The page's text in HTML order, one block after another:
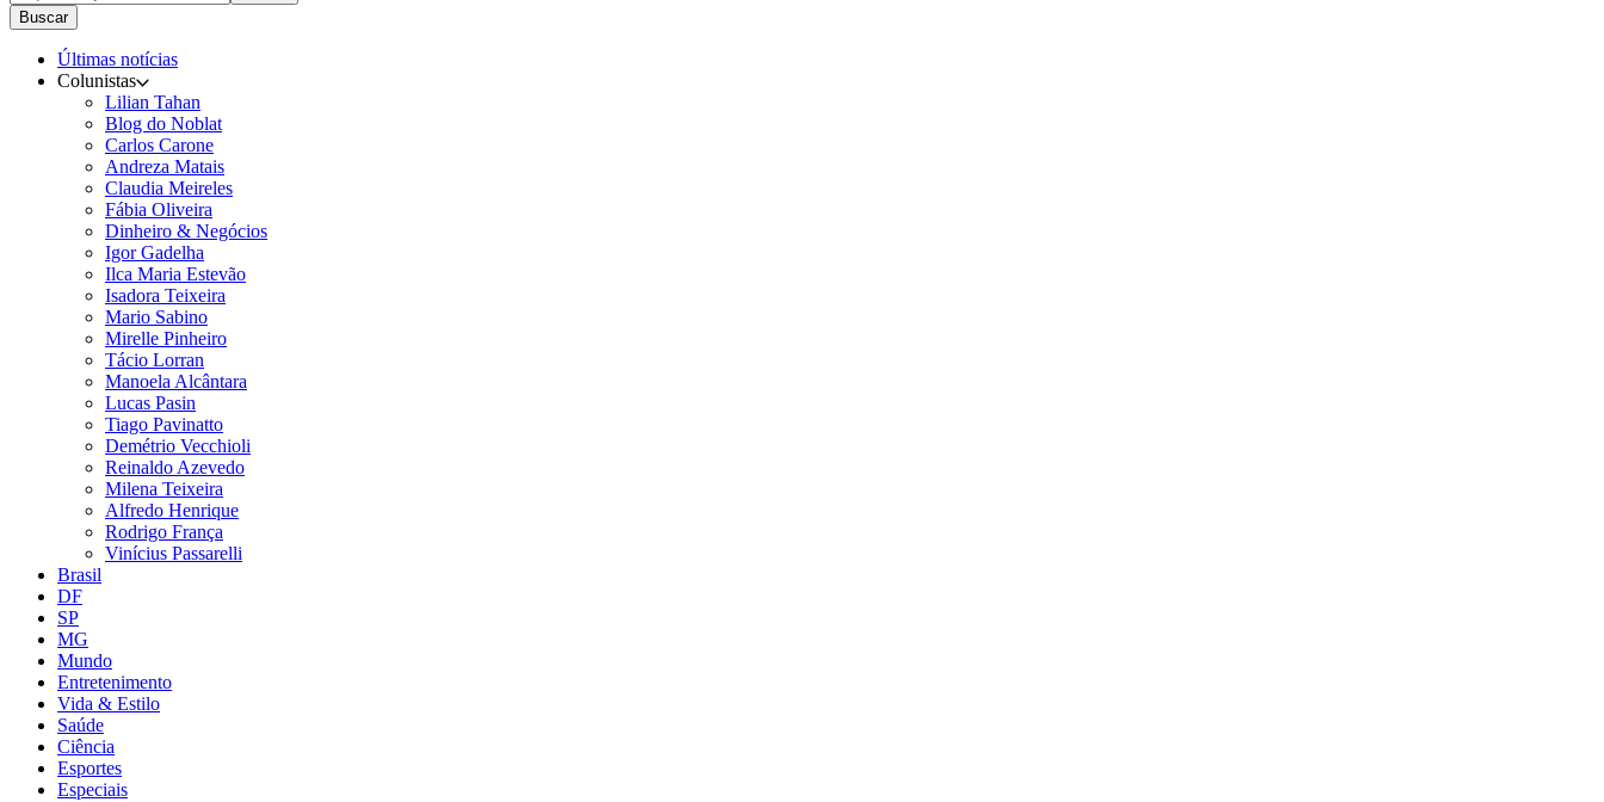
Buscar
Últimas notícias
Colunistas
Lilian Tahan
Blog do Noblat
Carlos Carone
Andreza Matais
Claudia Meireles
Fábia Oliveira
Dinheiro & Negócios
Igor Gadelha
Ilca Maria Estevão
Isadora Teixeira
Mario Sabino
Mirelle Pinheiro
Tácio Lorran
Manoela Alcântara
Lucas Pasin
Tiago Pavinatto
Demétrio Vecchioli
Reinaldo Azevedo
Milena Teixeira
Alfredo Henrique
Rodrigo França
Vinícius Passarelli
Brasil
DF
SP
MG
Mundo
Entretenimento
Vida & Estilo
Saúde
Ciência
Esportes
Especiais